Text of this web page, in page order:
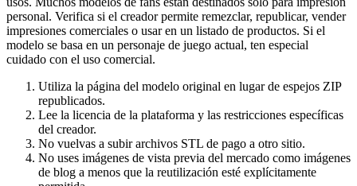
personal. Verifica si el creador permite remezclar, republicar, vender
impresiones comerciales o usar en un listado de productos. Si el
modelo se basa en un personaje de juego actual, ten especial
cuidado con el uso comercial.
Utiliza la página del modelo original en lugar de espejos ZIP
republicados.
Lee la licencia de la plataforma y las restricciones específicas
del creador.
No vuelvas a subir archivos STL de pago a otro sitio.
No uses imágenes de vista previa del mercado como imágenes
de blog a menos que la reutilización esté explícitamente